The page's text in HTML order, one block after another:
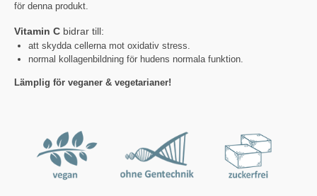
för denna produkt.
Vitamin C bidrar till:
att skydda cellerna mot oxidativ stress.
normal kollagenbildning för hudens normala funktion.
Lämplig för veganer & vegetarianer!